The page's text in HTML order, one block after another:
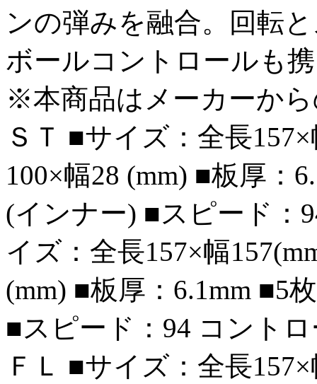
ンの弾みを融合。回転
ボールコントロールも
※本商品はメーカーか
ＳＴ ■サイズ：全長
100×幅28 (mm) ■板厚：
(インナー) ■スピード：
イズ：全長157×幅
(mm) ■板厚：6.1mm ■5
■スピード：94 コント
ＦＬ ■サイズ：全長